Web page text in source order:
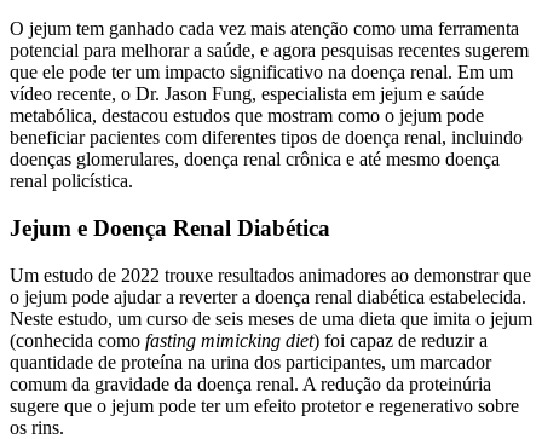
O jejum tem ganhado cada vez mais atenção como uma ferramenta
potencial para melhorar a saúde, e agora pesquisas recentes sugerem
que ele pode ter um impacto significativo na doença renal. Em um
vídeo recente, o Dr. Jason Fung, especialista em jejum e saúde
metabólica, destacou estudos que mostram como o jejum pode
beneficiar pacientes com diferentes tipos de doença renal, incluindo
doenças glomerulares, doença renal crônica e até mesmo doença
renal policística.
Jejum e Doença Renal Diabética
Um estudo de 2022 trouxe resultados animadores ao demonstrar que
o jejum pode ajudar a reverter a doença renal diabética estabelecida.
Neste estudo, um curso de seis meses de uma dieta que imita o jejum
(conhecida como fasting mimicking diet) foi capaz de reduzir a
quantidade de proteína na urina dos participantes, um marcador
comum da gravidade da doença renal. A redução da proteinúria
sugere que o jejum pode ter um efeito protetor e regenerativo sobre
os rins.